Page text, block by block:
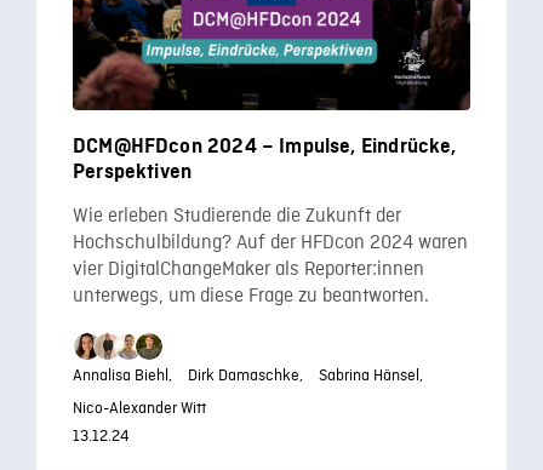
DCM@HFDcon 2024 – Impulse, Eindrücke,
Perspektiven
Wie erleben Studierende die Zukunft der
Hochschulbildung? Auf der HFDcon 2024 waren
vier DigitalChangeMaker als Reporter:innen
unterwegs, um diese Frage zu beantworten.
Annalisa Biehl, Dirk Damaschke,
Sabrina Hänsel,
Nico-Alexander Witt
13.12.24